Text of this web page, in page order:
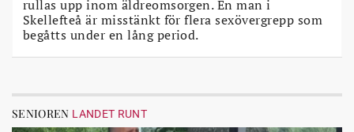
rullas upp inom äldreomsorgen. En man i
Skellefteå är misstänkt för flera sexövergrepp som
begåtts under en lång period.
SENIOREN LANDET RUNT